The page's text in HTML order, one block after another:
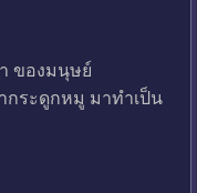
ของมนุษย์
กระดูกหมู มาทำเป็น